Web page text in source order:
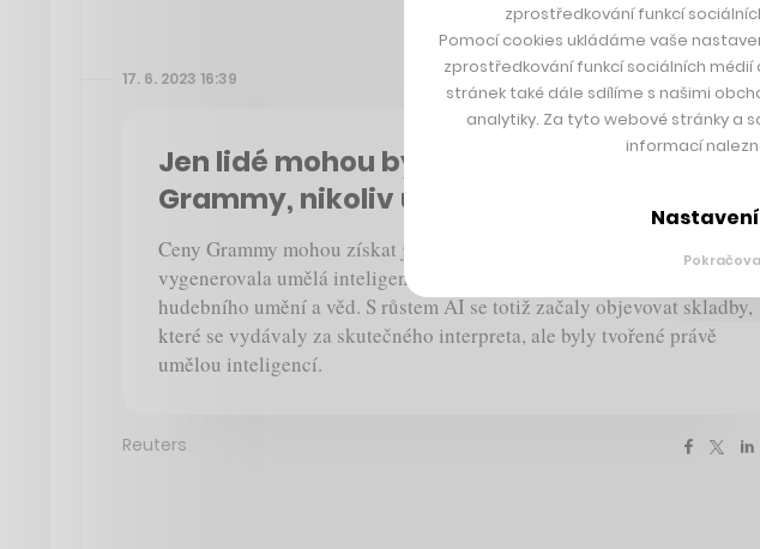
17. 6. 2023 16:39 Rychlá
Jen lidé mohou být nominováni na
Grammy, nikoliv umělá inteligence
Ceny Grammy mohou získat jen „lidští umělci“, nikoliv skladby, které
vygenerovala umělá inteligence, rozhodla americká Národní akademie
hudebního umění a věd. S růstem AI se totiž začaly objevovat skladby,
které se vydávaly za skutečného interpreta, ale byly tvořené právě
umělou inteligencí.
Reuters
zprostředkování funkcí
Pomocí cookies ukládáme vaše
zprostředkování funkcí sociálních
stránek také dále sdílíme s našimi
analytiky. Za tyto webové stránky a
informací
Nastavení